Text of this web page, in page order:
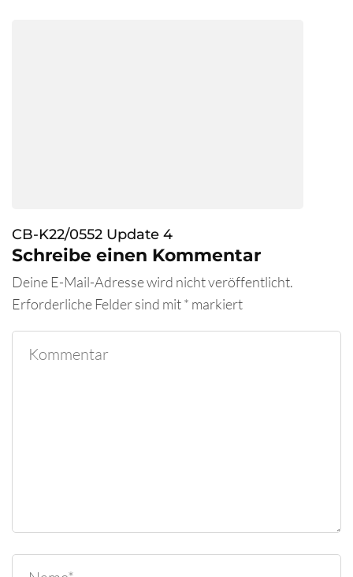
CB-K22/0552 Update 4
Schreibe einen Kommentar
Deine E-Mail-Adresse wird nicht veröffentlicht.
Erforderliche Felder sind mit* markiert